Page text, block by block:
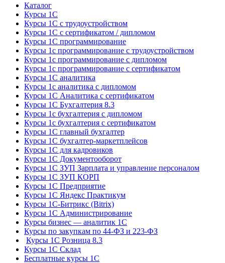
Каталог
Курсы 1С
Курсы 1С с трудоустройством
Курсы 1С с сертификатом / дипломом
Курсы 1С программирование
Курсы 1с программирование с трудоустройством
Курсы 1с программирование с дипломом
Курсы 1с программирование с сертификатом
Курсы 1С аналитика
Курсы 1с аналитика с дипломом
Курсы 1С Аналитика с сертификатом
Курсы 1С Бухгалтерия 8.3
Курсы 1с бухгалтерия с дипломом
Курсы 1с бухгалтерия с сертификатом
Курсы 1С главный бухгалтер
Курсы 1С бухгалтер-маркетплейсов
Курсы 1С для кадровиков
Курсы 1С Документооборот
Курсы 1С ЗУП Зарплата и управление персоналом
Курсы 1С ЗУП КОРП
Курсы 1С Предприятие
Курсы 1С Яндекс Практикум
Курсы 1С-Битрикс (Bitrix)
Курсы 1С Администрирование
Курсы бизнес — аналитик 1С
Курсы по закупкам по 44‑ФЗ и 223‑ФЗ
Курсы 1С Розница 8.3
Курсы 1С Склад
Бесплатные курсы 1С